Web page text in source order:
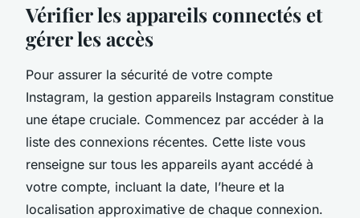
Vérifier les appareils connectés et
gérer les accès
Pour assurer la sécurité de votre compte
Instagram, la gestion appareils Instagram constitue
une étape cruciale. Commencez par accéder à la
liste des connexions récentes. Cette liste vous
renseigne sur tous les appareils ayant accédé à
votre compte, incluant la date, l’heure et la
localisation approximative de chaque connexion.